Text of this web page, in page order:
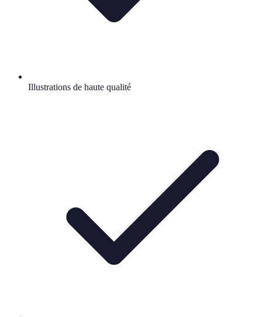
Illustrations de haute qualité